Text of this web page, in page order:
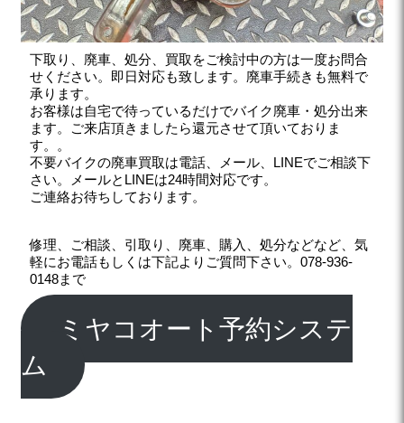
下取り、廃車、処分、買取をご検討中の方は一度お問合
せください。即日対応も致します。廃車手続きも無料で
承ります。
お客様は自宅で待っているだけでバイク廃車・処分出来
ます。ご来店頂きましたら還元させて頂いておりま
す。。
不要バイクの廃車買取は電話、メール、LINEでご相談下
さい。メールとLINEは24時間対応です。
ご連絡お待ちしております。
修理、ご相談、引取り、廃車、購入、処分などなど、気
軽にお電話もしくは下記よりご質問下さい。078-936-
0148まで
ミヤコオート予約システ
ム